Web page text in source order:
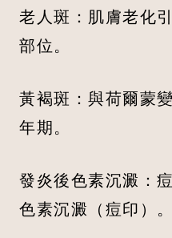
老人斑：肌膚老化
部位。
黃褐斑：與荷爾蒙
年期。
發炎後色素沉澱：
色素沉澱（痘印）。